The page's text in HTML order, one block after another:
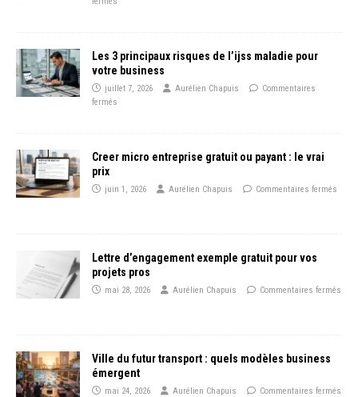
Les 3 principaux risques de l’ijss maladie pour
votre business
juillet 7, 2026 Aurélien Chapuis
Commentaires
fermés
Creer micro entreprise gratuit ou payant : le vrai
prix
juin 1, 2026 Aurélien Chapuis Commentaires fermés
Lettre d’engagement exemple gratuit pour vos
projets pros
mai 28, 2026 Aurélien Chapuis Commentaires fermés
Ville du futur transport : quels modèles business
émergent
mai 24, 2026 Aurélien Chapuis Commentaires fermés